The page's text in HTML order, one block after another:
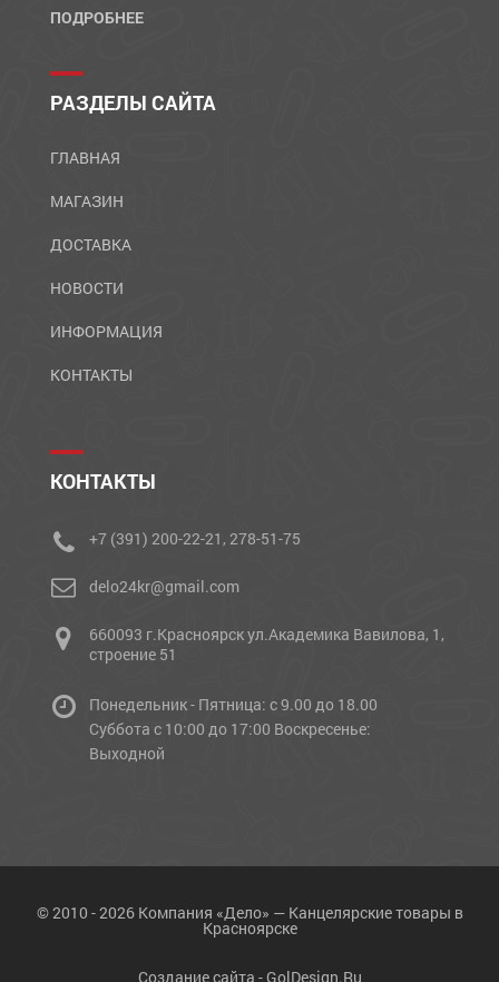
ПОДРОБНЕЕ
РАЗДЕЛЫ САЙТА
ГЛАВНАЯ
МАГАЗИН
ДОСТАВКА
НОВОСТИ
ИНФОРМАЦИЯ
КОНТАКТЫ
КОНТАКТЫ
+7 (391) 200-22-21, 278-51-75
delo24kr@gmail.com
660093 г.Красноярск ул.Академика Вавилова, 1,
строение 51
Понедельник - Пятница: с 9.00 до 18.00
Cуббота с 10:00 до 17:00 Воскресенье:
Выходной
© 2010 - 2026 Компания «Дело» — Канцелярские товары в
Красноярске
Создание сайта -GolDesign.Ru